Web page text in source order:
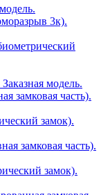
3к).
модель.
замковая часть).
замок).
замковая часть).
замок).